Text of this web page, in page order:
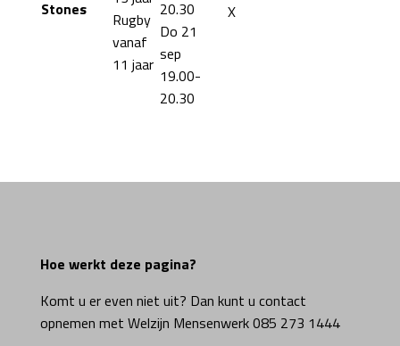
Stones
Rugby
vanaf
11 jaar
20.30
Do 21
sep
19.00-
20.30
X
Hoe werkt deze pagina?
Komt u er even niet uit? Dan kunt u contact
opnemen met Welzijn Mensenwerk 085 273 1444